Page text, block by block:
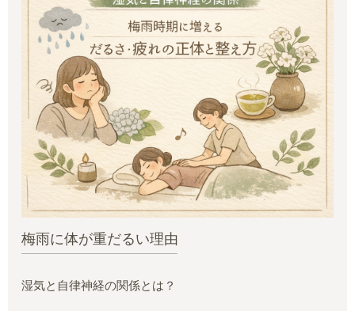
梅雨に体が重だるい理由
湿気と自律神経の関係とは？